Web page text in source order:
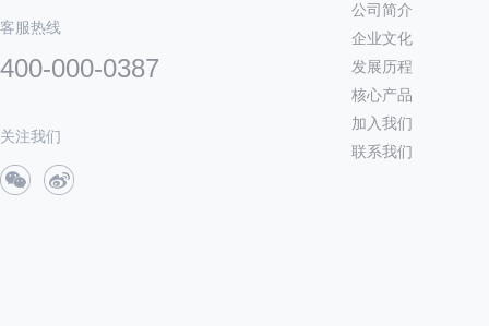
客服热线
400-000-0387
关注我们
公司简介
企业文化
发展历程
核心产品
加入我们
联系我们